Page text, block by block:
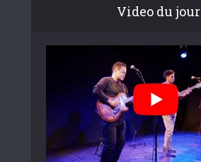
Video du jour